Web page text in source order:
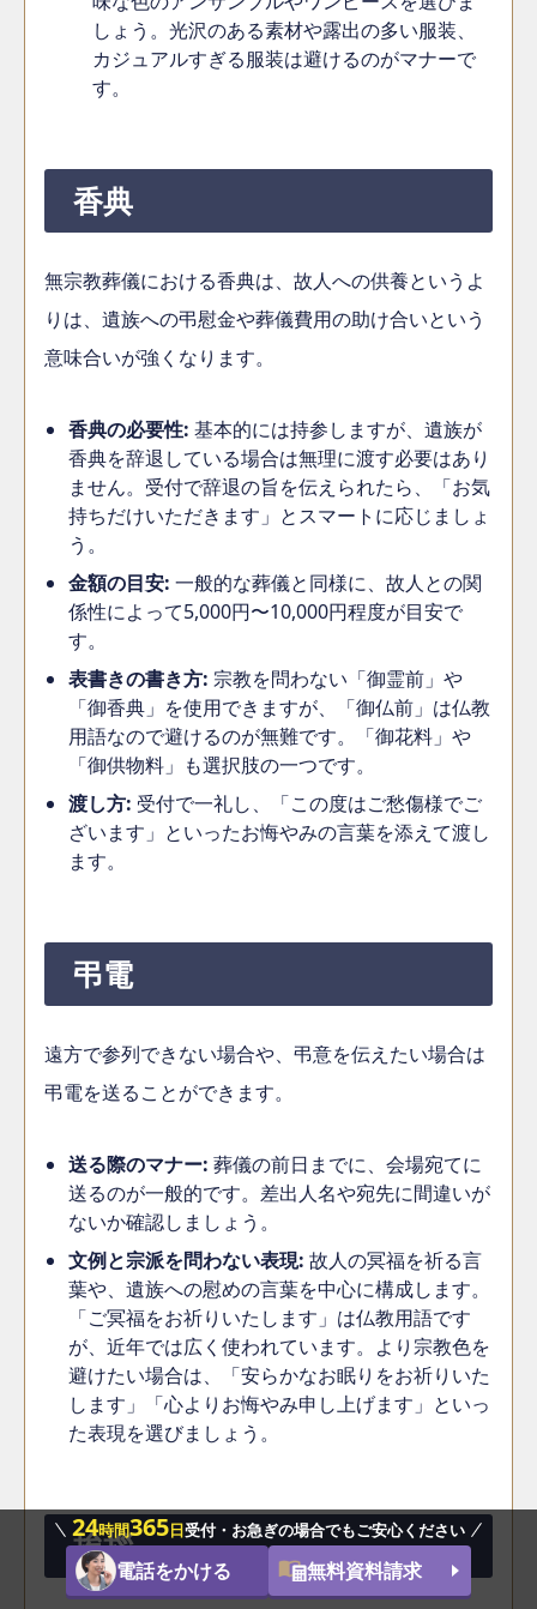
しょう。光沢のある素材や露出の多い服装、
カジュアルすぎる服装は避けるのがマナーで
す。
香典
無宗教葬儀における香典は、故人への供養というよ
りは、遺族への弔慰金や葬儀費用の助け合いという
意味合いが強くなります。
香典の必要性: 基本的には持参しますが、遺族が
香典を辞退している場合は無理に渡す必要はあり
ません。受付で辞退の旨を伝えられたら、「お気
持ちだけいただきます」とスマートに応じましょ
う。
金額の目安: 一般的な葬儀と同様に、故人との関
係性によって5,000円〜10,000円程度が目安で
す。
表書きの書き方: 宗教を問わない「御霊前」や
「御香典」を使用できますが、「御仏前」は仏教
用語なので避けるのが無難です。「御花料」や
「御供物料」も選択肢の一つです。
渡し方: 受付で一礼し、「この度はご愁傷様でご
ざいます」といったお悔やみの言葉を添えて渡し
ます。
弔電
遠方で参列できない場合や、弔意を伝えたい場合は
弔電を送ることができます。
送る際のマナー: 葬儀の前日までに、会場宛てに
送るのが一般的です。差出人名や宛先に間違いが
ないか確認しましょう。
文例と宗派を問わない表現: 故人の冥福を祈る言
葉や、遺族への慰めの言葉を中心に構成します。
「ご冥福をお祈りいたします」は仏教用語です
が、近年では広く使われています。より宗教色を
避けたい場合は、「安らかなお眠りをお祈りいた
します」「心よりお悔やみ申し上げます」といっ
た表現を選びましょう。
挨拶
24時間365日受付・お急ぎの場合でもご安心ください
電話をかける 無料資料請求